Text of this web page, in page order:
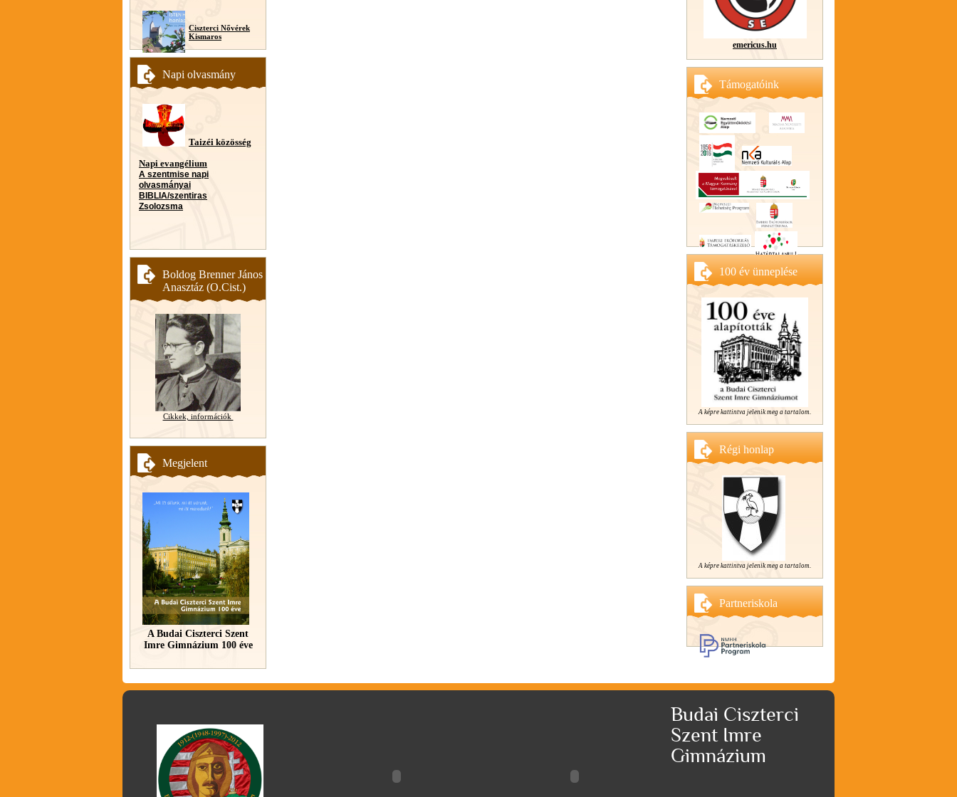
Ciszterci Nővérek
Kismaros
Napi olvasmány
Taizéi közösség
Napi evangélium
A szentmise napi
olvasmányai
BIBLIA/szentiras
Zsolozsma
Boldog Brenner János
Anasztáz (O.Cist.)
Cikkek, információk
Megjelent
A Budai Ciszterci Szent
Imre Gimnázium 100 éve
emericus.hu
Támogatóink
100 év ünneplése
A képre kattintva jelenik meg a tartalom.
Régi honlap
A képre kattintva jelenik meg a tartalom.
Partneriskola
Budai Ciszterci
Szent Imre
Gimnázium